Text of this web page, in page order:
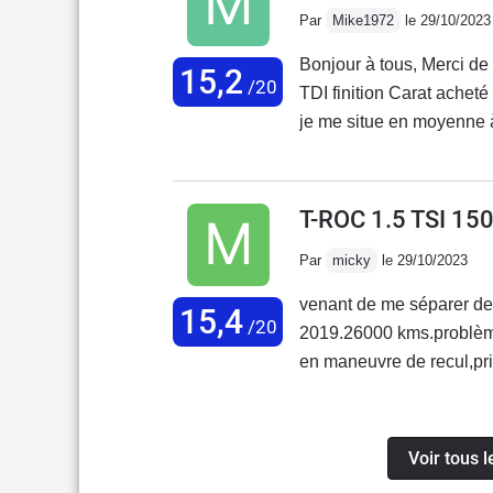
alors que c'est là qu'on
vitesse DSG7 qui
régime moteur. Le
la boîte DSG !!!Après
15,2 /20
Par Mike1972 le 29/10/2023
Bonjour à tous, Merci
TDI finition Carat
je me situe en moyenne
pour le changement
hors concession)
mais remonter des
dégradé. Bruit de
quelques km, mais
peu limite pour une
qualité. Malgré une
des matériaux.
15,4/20
T-ROC 1.5 TSI
Par micky le 29/10/2023
venant de me séparer
2019.26000
en maneuvre de
après reprise du
mésaventure:a la
Voir tous